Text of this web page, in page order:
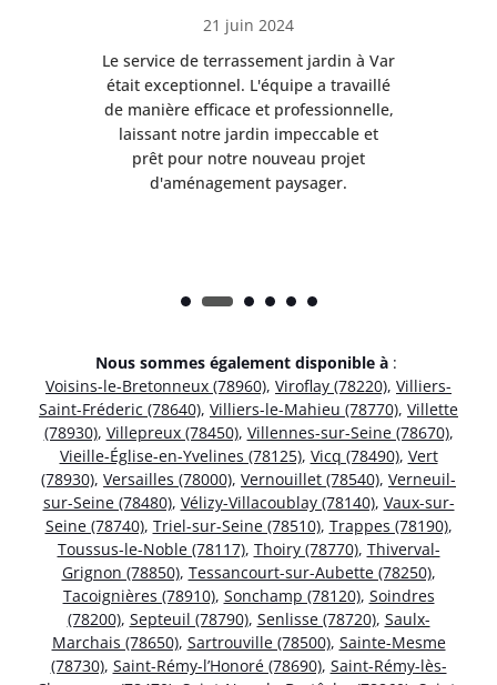
21 juin 2024
Le service de terrassement jardin à Var
était exceptionnel. L'équipe a travaillé
de manière efficace et professionnelle,
laissant notre jardin impeccable et
prêt pour notre nouveau projet
d'aménagement paysager.
Nous sommes également disponible à :
Voisins-le-Bretonneux (78960), Viroflay (78220), Villiers-
Saint-Fréderic (78640), Villiers-le-Mahieu (78770), Villette
(78930), Villepreux (78450), Villennes-sur-Seine (78670),
Vieille-Église-en-Yvelines (78125), Vicq (78490), Vert
(78930), Versailles (78000), Vernouillet (78540), Verneuil-
sur-Seine (78480), Vélizy-Villacoublay (78140), Vaux-sur-
Seine (78740), Triel-sur-Seine (78510), Trappes (78190),
Toussus-le-Noble (78117), Thoiry (78770), Thiverval-
Grignon (78850), Tessancourt-sur-Aubette (78250),
Tacoignières (78910), Sonchamp (78120), Soindres
(78200), Septeuil (78790), Senlisse (78720), Saulx-
Marchais (78650), Sartrouville (78500), Sainte-Mesme
(78730), Saint-Rémy-l’Honoré (78690), Saint-Rémy-lès-